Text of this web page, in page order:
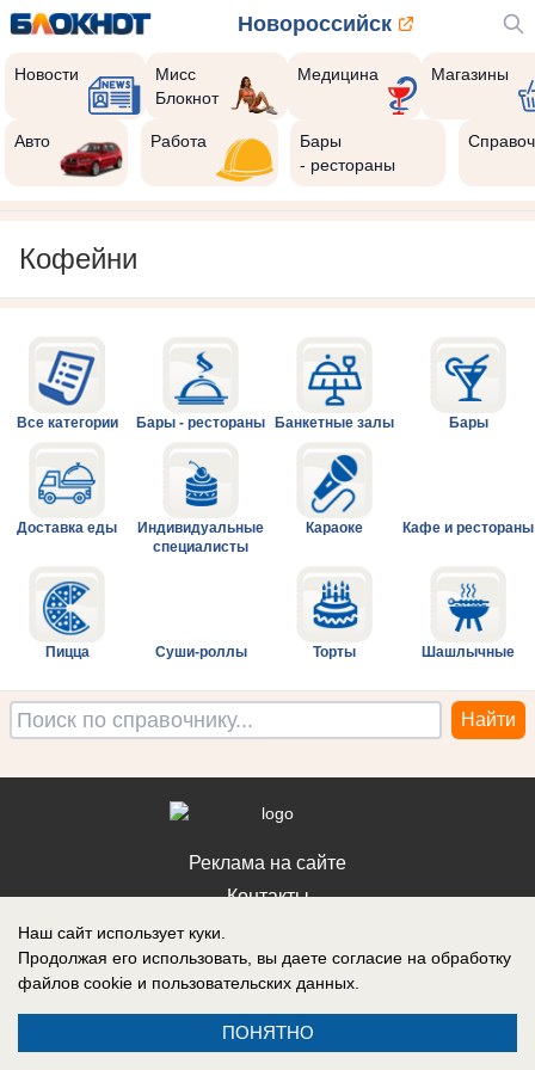
Новороссийск
Новости
Мисс
Блокнот
Медицина Магазины
Авто Работа
Бары
- рестораны
Кофейни
Все категории Бары - рестораны Банкетные залы Бары
Доставка еды
Индивидуальные
специалисты
Караоке Кафе и рестораны
Пицца Суши-роллы Торты Шашлычные
Реклама на сайте
Контакты
Наш сайт использует куки.
Продолжая его использовать, вы даете согласие на обработку
файлов cookie и пользовательских данных.
ПОНЯТНО